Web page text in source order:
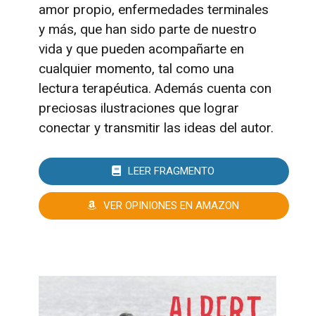
amor propio, enfermedades terminales
y más, que han sido parte de nuestro
vida y que pueden acompañarte en
cualquier momento, tal como una
lectura terapéutica. Además cuenta con
preciosas ilustraciones que lograr
conectar y transmitir las ideas del autor.
LEER FRAGMENTO
VER OPINIONES EN AMAZON